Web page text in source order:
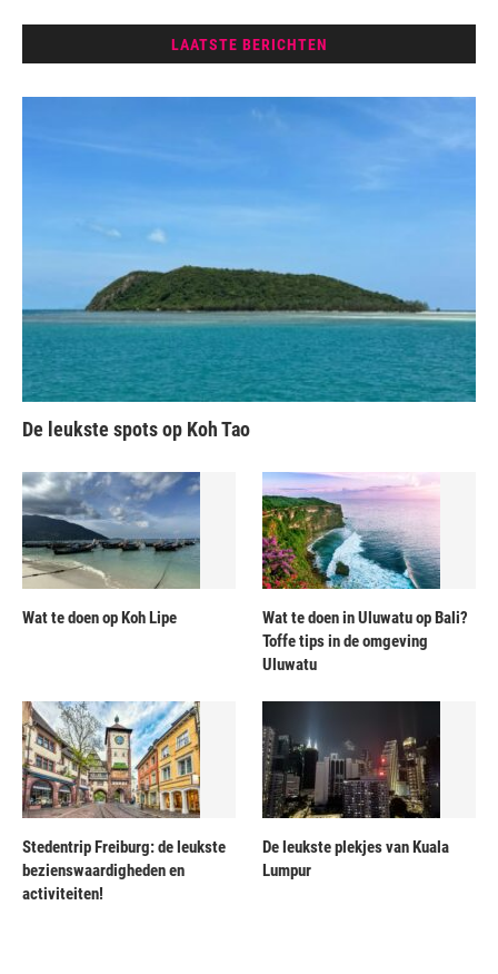
LAATSTE BERICHTEN
De leukste spots op Koh Tao
Wat te doen op Koh Lipe
Wat te doen in Uluwatu op Bali?
Toffe tips in de omgeving
Uluwatu
Stedentrip Freiburg: de leukste
bezienswaardigheden en
activiteiten!
De leukste plekjes van Kuala
Lumpur